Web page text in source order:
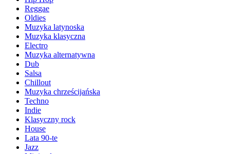
Reggae
Oldies
Muzyka latynoska
Muzyka klasyczna
Electro
Muzyka alternatywna
Dub
Salsa
Chillout
Muzyka chrześcijańska
Techno
Indie
Klasyczny rock
House
Lata 90-te
Jazz